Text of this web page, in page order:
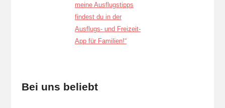
Bei uns beliebt